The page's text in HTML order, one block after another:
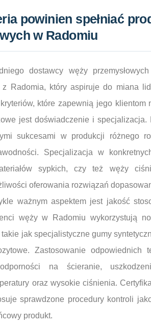
powinien spełniać
w Radomiu
dostawcy węży
z Radomia, który aspiruje do miana
które zapewnią jego
jest doświadczenie i
sukcesami w produkcji różnego
Specjalizacja w
sypkich, czy też węży
oferowania rozwiązań
ważnym aspektem jest jakość
węży w Radomiu wykorzystują
jak specjalistyczne gumy
Zastosowanie
na ścieranie,
oraz wysokie ciśnienia.
sprawdzone procedury kontroli
produkt.